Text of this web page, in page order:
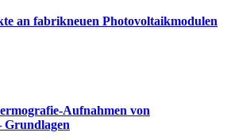
an fabrikneuen Photovoltaikmodulen
Aufnahmen von
Grundlagen